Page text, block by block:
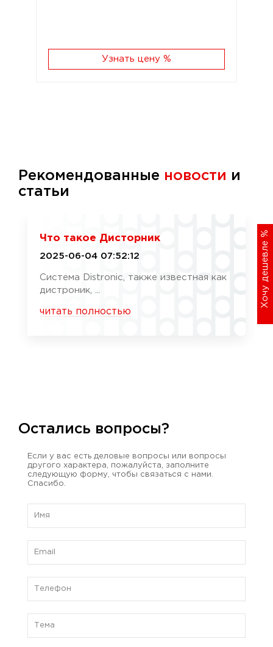
Хочу дешевле
%
Узнать цену %
Рекомендованные новости и
статьи
Что такое Дисторник
2025-06-04 07:52:12
Система Distronic, также известная как
дистроник, ...
читать полностью
Остались вопросы?
Если у вас есть деловые вопросы или вопросы
другого характера, пожалуйста, заполните
следующую форму, чтобы связаться с нами.
Спасибо.